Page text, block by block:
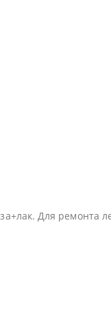
Для ремонта